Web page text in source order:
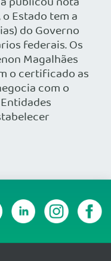
Estado tem a
do Governo
federais. Os
Magalhães
o certificado as
com o